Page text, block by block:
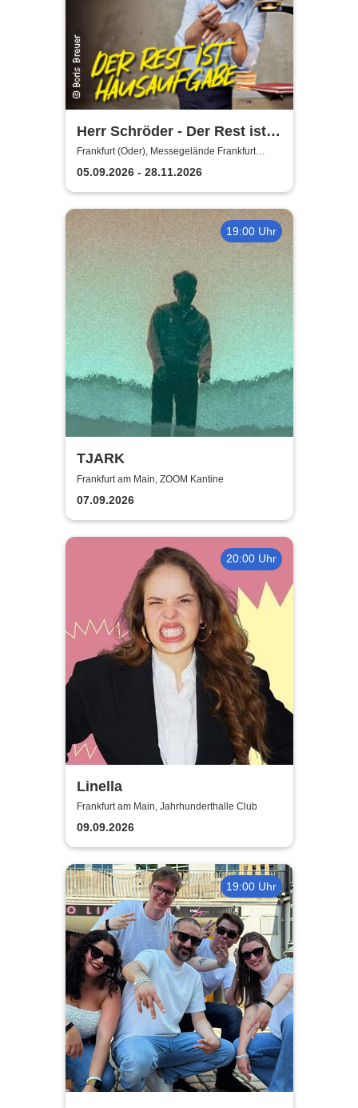
Herr Schröder - Der Rest ist
Hausaufgabe
Frankfurt (Oder), Messegelände Frankfurt
(Oder)
05.09.2026 - 28.11.2026
19:00 Uhr
TJARK
Frankfurt am Main, ZOOM Kantine
07.09.2026
20:00 Uhr
Linella
Frankfurt am Main, Jahrhunderthalle Club
09.09.2026
19:00 Uhr